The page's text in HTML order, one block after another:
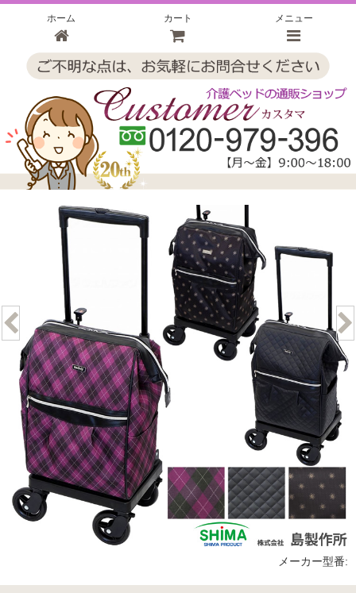
ホーム カート メニュー
メーカー型番: